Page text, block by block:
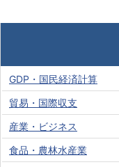
GDP・国民経済計算
貿易・国際収支
産業・ビジネス
食品・農林水産業